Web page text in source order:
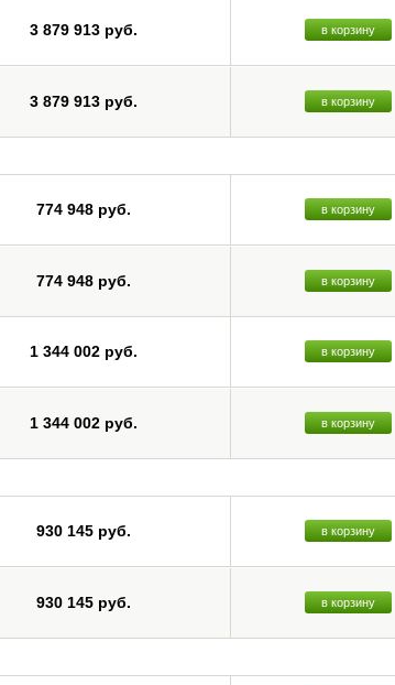
3 879 913 руб. в корзину
3 879 913 руб. в корзину
774 948 руб. в корзину
774 948 руб. в корзину
1 344 002 руб. в корзину
1 344 002 руб. в корзину
930 145 руб. в корзину
930 145 руб. в корзину